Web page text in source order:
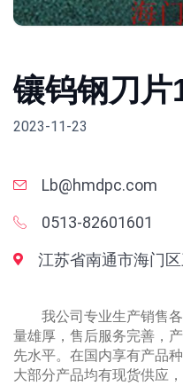
镶钨钢刀片
2023-11-23
Lb@hmdpc.com
0513-82601601
江苏省南通市海门
我公司专业生产销售各
量雄厚，售后服务完善，
先水平。在国内享有产品
大部分产品均有现货供应